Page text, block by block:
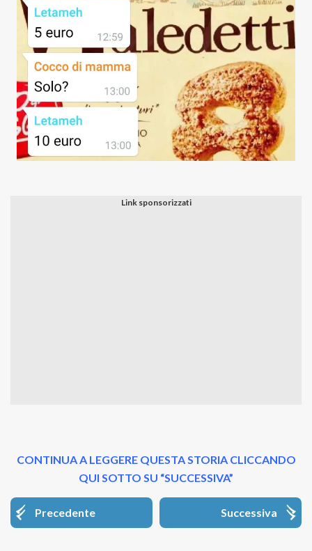
CONTINUA A LEGGERE QUESTA STORIA CLICCANDO
QUI SOTTO SU “SUCCESSIVA”
Precedente Successiva